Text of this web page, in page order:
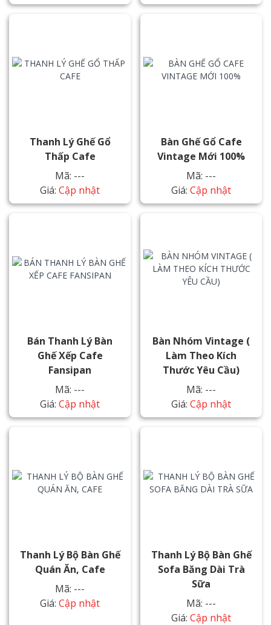
Thanh Lý Ghế Gổ
Thấp Cafe
Mã: ---
Giá: Cập nhật
Bàn Ghế Gổ Cafe
Vintage Mới 100%
Mã: ---
Giá: Cập nhật
Bán Thanh Lý Bàn
Ghế Xếp Cafe
Fansipan
Mã: ---
Giá: Cập nhật
Bàn Nhóm Vintage (
Làm Theo Kích
Thước Yêu Cầu)
Mã: ---
Giá: Cập nhật
Thanh Lý Bộ Bàn Ghế
Quán Ăn, Cafe
Mã: ---
Giá: Cập nhật
Thanh Lý Bộ Bàn Ghế
Sofa Băng Dài Trà
Sữa
Mã: ---
Giá: Cập nhật